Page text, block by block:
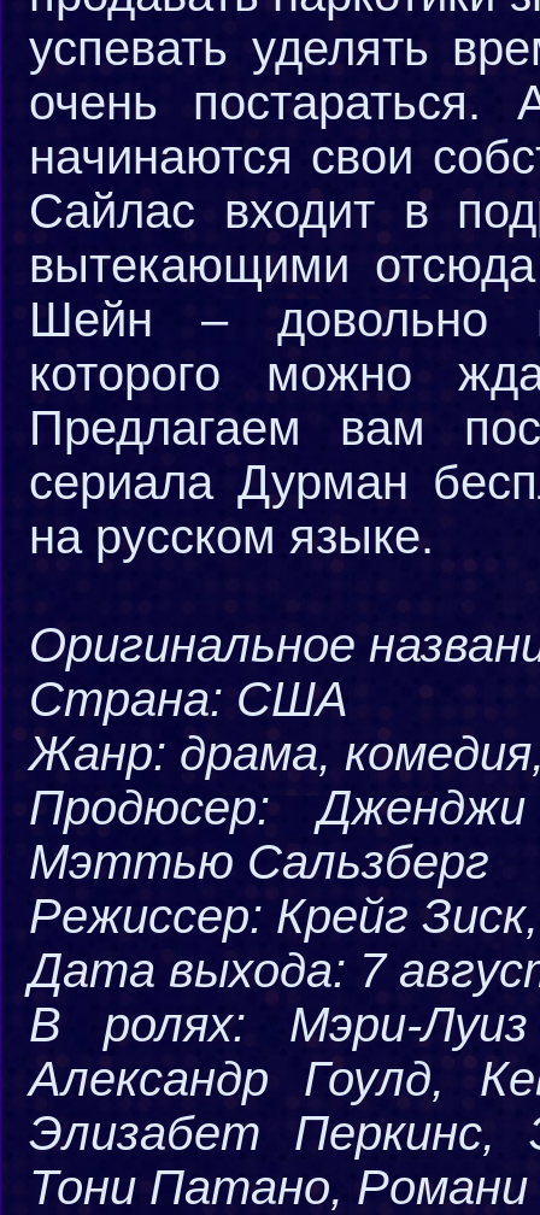
успевать уделять
очень
начинаются свои
Сайлас входит в
вытекающими
Шейн – довольно
которого можно
Предлагаем вам
сериала Дурман
на русском языке.
Оригинальное
Страна: США
Жанр: драма,
Продюсер:
Мэттью Сальзберг
Режиссер: Крейг
Дата выхода: 7
В ролях: Мэри-
Александр Гоулд,
Элизабет
Тони Патано,